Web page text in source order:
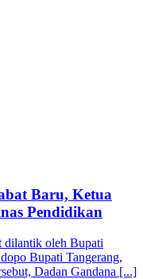
Baru, Ketua
Pendidikan
dilantik oleh Bupati
Bupati Tangerang,
Dadan Gandana [...]